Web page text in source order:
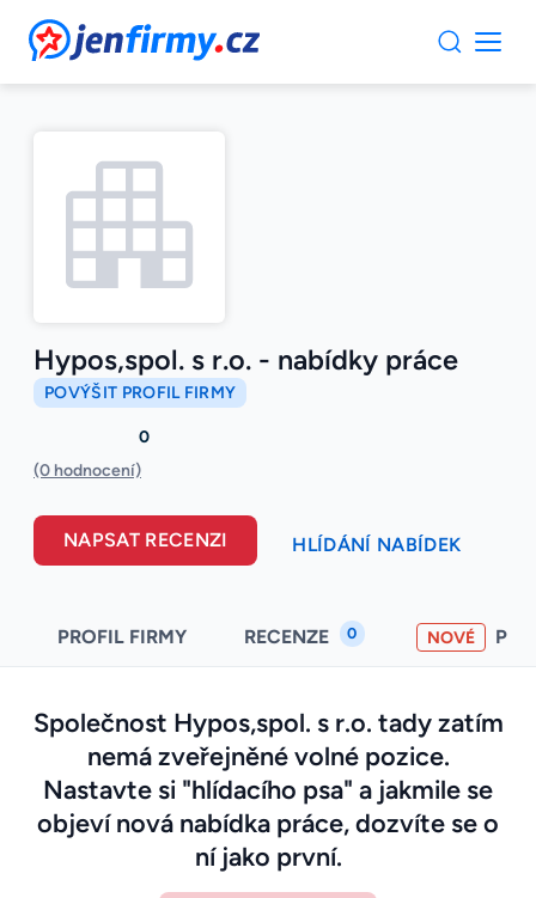
JenFirmy.cz
Hypos,spol. s r.o. - nabídky práce
POVÝŠIT PROFIL FIRMY
0
(0 hodnocení)
NAPSAT RECENZI HLÍDÁNÍ NABÍDEK
PROFIL FIRMY RECENZE 0 NOVÉ
Společnost Hypos,spol. s r.o. tady zatím
nemá zveřejněné volné pozice.
Nastavte si "hlídacího psa" a jakmile se
objeví nová nabídka práce, dozvíte se o
ní jako první.